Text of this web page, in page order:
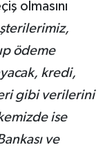
olmasını
ödeme
kredi,
gibi verilerini
ise
ve